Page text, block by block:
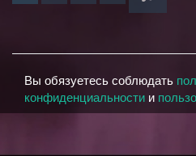
Вы обязуетесь соблюдать
конфиденциальности и